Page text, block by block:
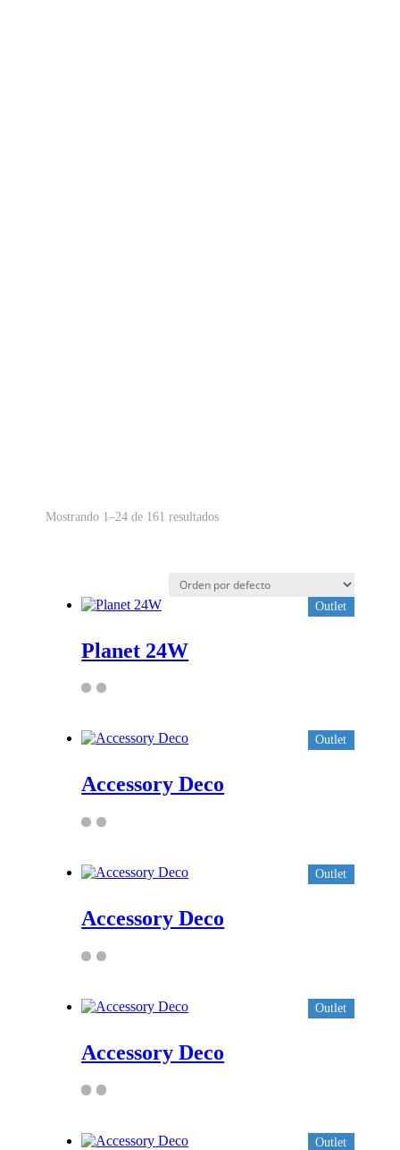
Mostrando 1–24 de 161 resultados
Outlet
Planet 24W
Outlet
Accessory Deco
Outlet
Accessory Deco
Outlet
Accessory Deco
Outlet